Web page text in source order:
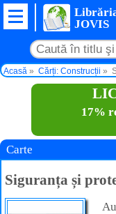
JOVIS
Acasă Cărți: Construcții
17%
Carte
Siguranța și